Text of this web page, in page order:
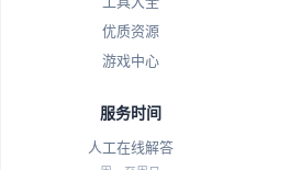
优质资源
游戏中心
服务时间
人工在线解答